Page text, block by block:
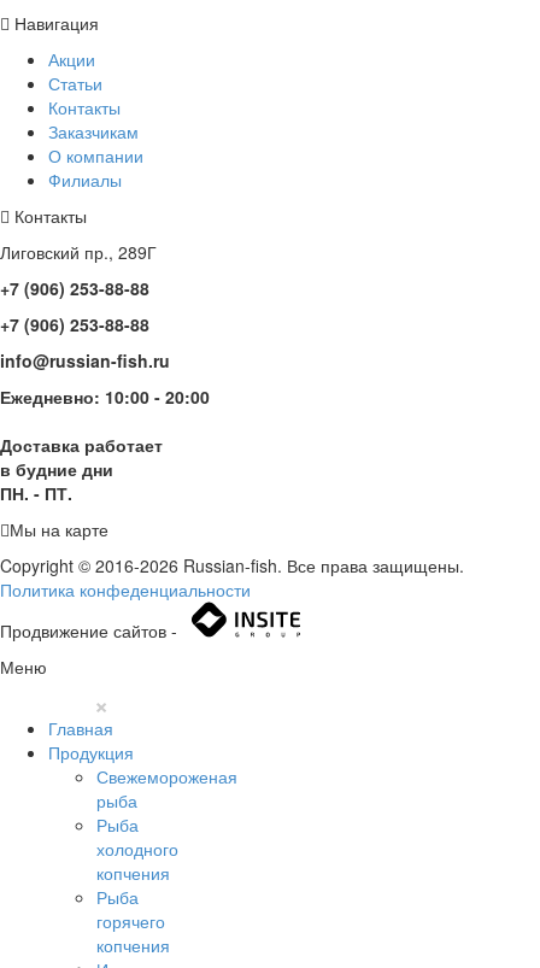
Навигация
Акции
Статьи
Контакты
Заказчикам
О компании
Филиалы
Контакты
Лиговский пр., 289Г
+7 (906) 253-88-88
+7 (906) 253-88-88
info@russian-fish.ru
Ежедневно: 10:00 - 20:00
Доставка работает
в будние дни
ПН. - ПТ.
Мы на карте
Copyright © 2016-2026 Russian-fish. Все права защищены.
Политика конфеденциальности
Продвижение сайтов -
Меню
×
Главная
Продукция
Свежемороженая
рыба
Рыба
холодного
копчения
Рыба
горячего
копчения